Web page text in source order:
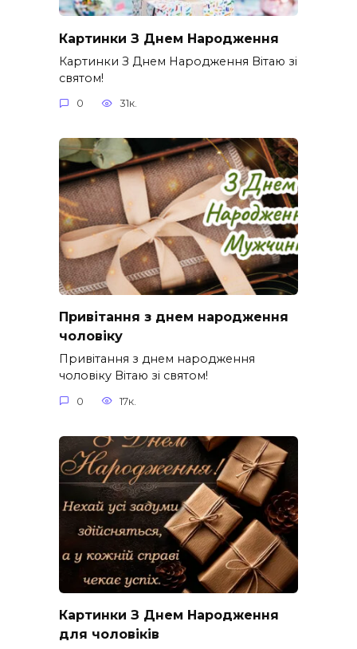
Картинки З Днем Народження
Картинки З Днем Народження Вітаю зі
святом!
0 31к.
Привітання з днем народження
чоловіку
Привітання з днем народження
чоловіку Вітаю зі святом!
0 17к.
Картинки З Днем Народження
для чоловіків​